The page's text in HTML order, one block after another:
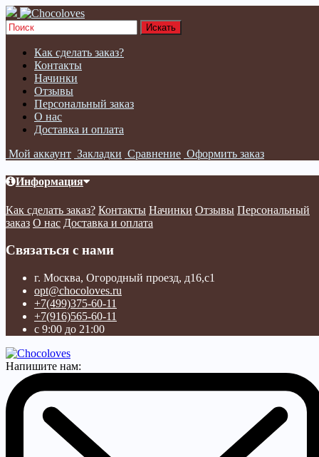
Как сделать заказ?
Контакты
Начинки
Отзывы
Персональный заказ
О нас
Доставка и оплата
Мой аккаунт Закладки Сравнение Оформить заказ
Информация
Как сделать заказ? Контакты Начинки Отзывы Персональный
заказ О нас Доставка и оплата
Связаться с нами
г. Москва, Огородный проезд, д16,с1
opt@chocoloves.ru
+7(499)375-60-11
+7(916)565-60-11
с 9:00 до 21:00
Напишите нам: